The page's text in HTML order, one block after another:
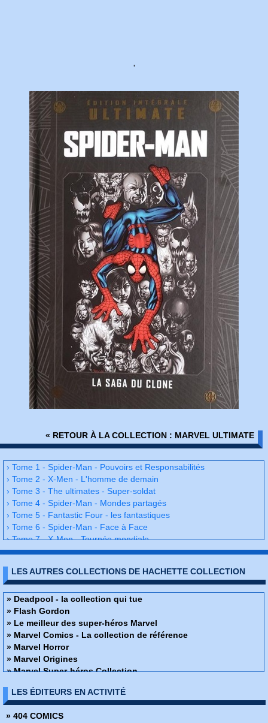
'
« RETOUR À LA COLLECTION : MARVEL ULTIMATE
› Tome 1 - Spider-Man - Pouvoirs et Responsabilités
› Tome 2 - X-Men - L'homme de demain
› Tome 3 - The ultimates - Super-soldat
› Tome 4 - Spider-Man - Mondes partagés
› Tome 5 - Fantastic Four - les fantastiques
› Tome 6 - Spider-Man - Face à Face
› Tome 7 - X-Men - Tournée mondiale
› Tome 8 - Spider-Man - Etranges rencontres
› Tome 10 - Spider-Man - Venom
› Tome 11 - Galactus - le cauchemar
› Tome 12 - Adventures - Le duo ultime
› Tome 13 - Dardevil & Elecktra - la justice du diable
› Tome 14 - Spider-Man - Les sinister six
› Tome 15 - Fantastic Four - Zone-N
› Tome 16 - X-Men - Blockbuster
› Tome 17 - Spider-Man - Hollywood
› Tome 18 - The ultimates - des dieux et des monstres
› Tome 20 - Spider-Man Carnage
› Tome 21 - Fantastic four - les terrifics
› Tome 22 - X-men - La tempête
LES AUTRES COLLECTIONS DE HACHETTE COLLECTION
» Deadpool - la collection qui tue
» Flash Gordon
» Le meilleur des super-héros Marvel
» Marvel Comics - La collection de référence
» Marvel Horror
» Marvel Origines
» Marvel Super-héros Collection
» Star Wars - Légendes - La collection
» The Savage Sword of Conan
» X-Men - La collection Mutante
LES ÉDITEURS EN ACTIVITÉ
» 404 COMICS